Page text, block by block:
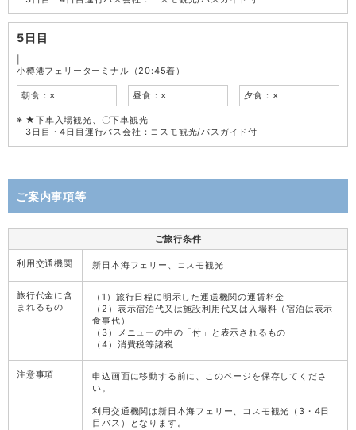
5日目
小樽港フェリーターミナル（20:45着）
朝食：× 昼食：× 夕食：×
★下車入場観光、〇下車観光
3日目・4日目運行バス会社：コスモ観光/バスガイド付
ご案内事項等
ご旅行条件
利用交通機関 新日本海フェリー、コスモ観光
旅行代金に含
まれるもの
（1）旅行日程に明示した運送機関の運賃料金
（2）表示宿泊代又は施設利用代又は入場料（宿泊は表示
食事代）
（3）メニューの中の「付」と表示されるもの
（4）消費税等諸税
注意事項
申込画面に移動する前に、このページを保存してくださ
い。
利用交通機関は新日本海フェリー、コスモ観光（3・4日
目バス）となります。